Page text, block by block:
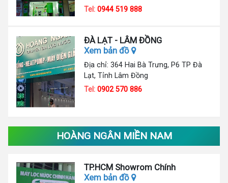
Tel:0944 519 888
ĐÀ LẠT - LÂM ĐỒNG
Xem bản đồ
Địa chỉ: 364 Hai Bà Trưng, P6 TP Đà
Lạt, Tỉnh Lâm Đồng
Tel:0902 570 886
HOÀNG NGÂN MIỀN NAM
TP.HCM Showrom Chính
Xem bản đồ